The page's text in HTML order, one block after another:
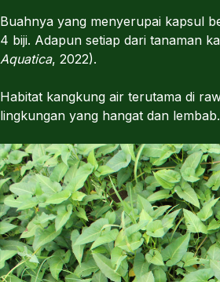
Buahnya yang menyerupai kapsul
4 biji. Adapun setiap dari tanaman
Aquatica, 2022).
Habitat kangkung air terutama di
lingkungan yang hangat dan lembab.